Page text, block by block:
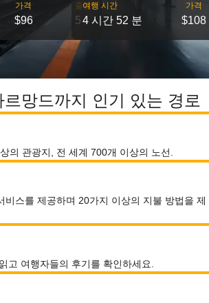
가격
$96
출발
5
여행 시간
4 시간 52 분
가격
$108
망드까지 인기 있는 경로
의 관광지, 전 세계 700개 이상의 노선.
비스를 제공하며 20가지 이상의 지불 방법을 제
읽고 여행자들의 후기를 확인하세요.